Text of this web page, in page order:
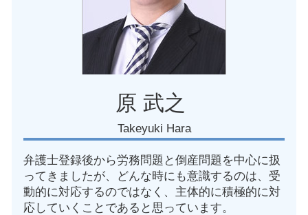
労働基準法 残業
愛知県 労働基準監督署 対応
名古屋市 使用者側 労働問題
名古屋市 労働組合 対応
愛知県 労働審判 弁護士
原 武之
Takeyuki Hara
弁護士登録後から労務問題と倒産問題を中心に扱
ってきましたが、どんな時にも意識するのは、受
動的に対応するのではなく、主体的に積極的に対
応していくことであると思っています。